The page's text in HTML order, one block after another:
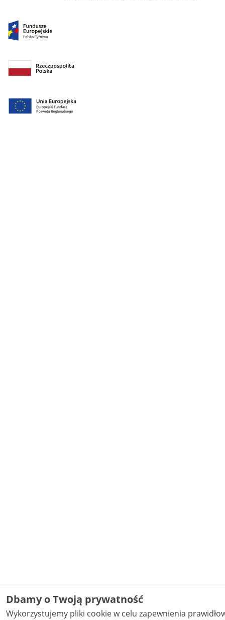
Dbamy o Twoją prywatność
Wykorzystujemy pliki cookie w celu zapewnienia